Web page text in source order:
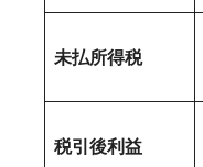
未払所得税
税引後利益